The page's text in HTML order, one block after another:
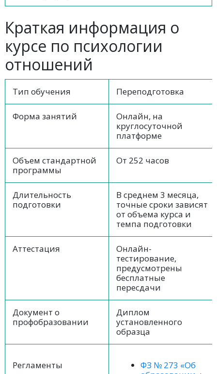
Краткая информация о
курсе по психологии
отношений
Тип обучения Переподготовка
Форма занятий
Онлайн, на
круглосуточной
платформе
Объем стандартной
программы
От 252 часов
Длительность
подготовки
В среднем 3 месяца,
точные сроки зависят
от объема курса и
темпа подготовки
Аттестация
Онлайн-
тестирование,
предусмотрены
бесплатные
пересдачи
Документ о
профобразовании
Диплом
установленного
образца
Регламенты
ФЗ № 273 «Об